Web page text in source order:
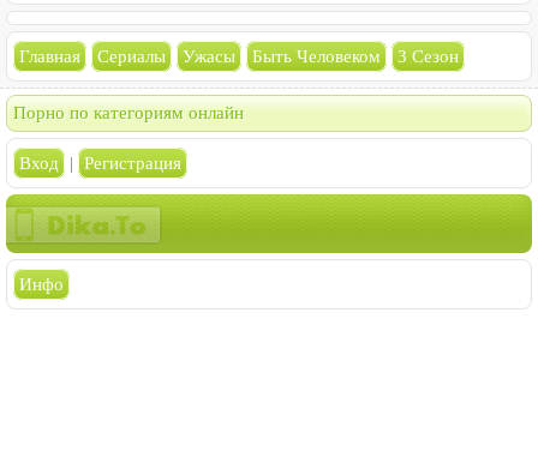
Главная Сериалы Ужасы Быть Человеком 3 Сезон
Порно по категориям онлайн
Вход | Регистрация
Инфо